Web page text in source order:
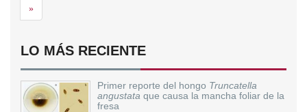
»Siguiente
LO MÁS RECIENTE
Primer reporte del hongo Truncatella
angustata que causa la mancha foliar de la
fresa